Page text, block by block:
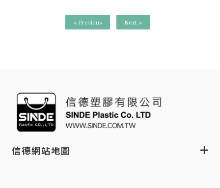
« Previous Next »
信德網站地圖